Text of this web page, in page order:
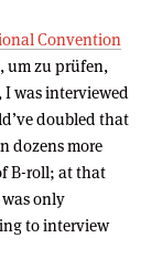
Convention
um zu prüfen,
I was interviewed
doubled that
dozens more
B-roll; at that
only
to interview